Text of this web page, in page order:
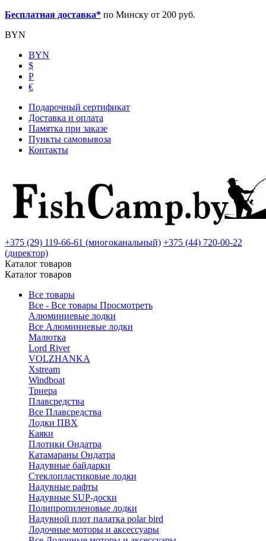
Бесплатная доставка* по Минску от 200 руб.
BYN
BYN
$
Р
€
Подарочный сертификат
Доставка и оплата
Памятка при заказе
Пункты самовывоза
Контакты
+375 (29) 119-66-61 (многоканальный) +375 (44) 720-00-22
(директор)
Каталог товаров
Каталог товаров
Все товары
Все - Все товары Просмотреть
Алюминиевые лодки
Все Алюминиевые лодки
Малютка
Lord River
VOLZHANKA
Xstream
Windboat
Триера
Плавсредства
Все Плавсредства
Лодки ПВХ
Каяки
Плотики Ондатра
Катамараны Ондатра
Надувные байдарки
Стеклопластиковые лодки
Надувные рафты
Надувные SUP-доски
Полипропиленовые лодки
Надувной плот палатка polar bird
Лодочные моторы и аксессуары